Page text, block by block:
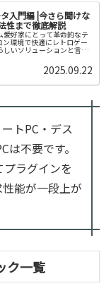
入門編 |今さら聞けな
性まで徹底解説
好家にとって革命的なテ
環境で快適にレトロゲー
しいソリューションと言え
強力な味方となります。懐
な環境で再び楽しんでみま
2025.09.22
トPC・デス
不要です。
ラグインを
能が一段上が
ク一覧